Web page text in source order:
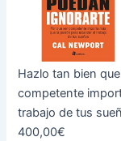
Hazlo tan bien
competente
trabajo de tus
400,00€